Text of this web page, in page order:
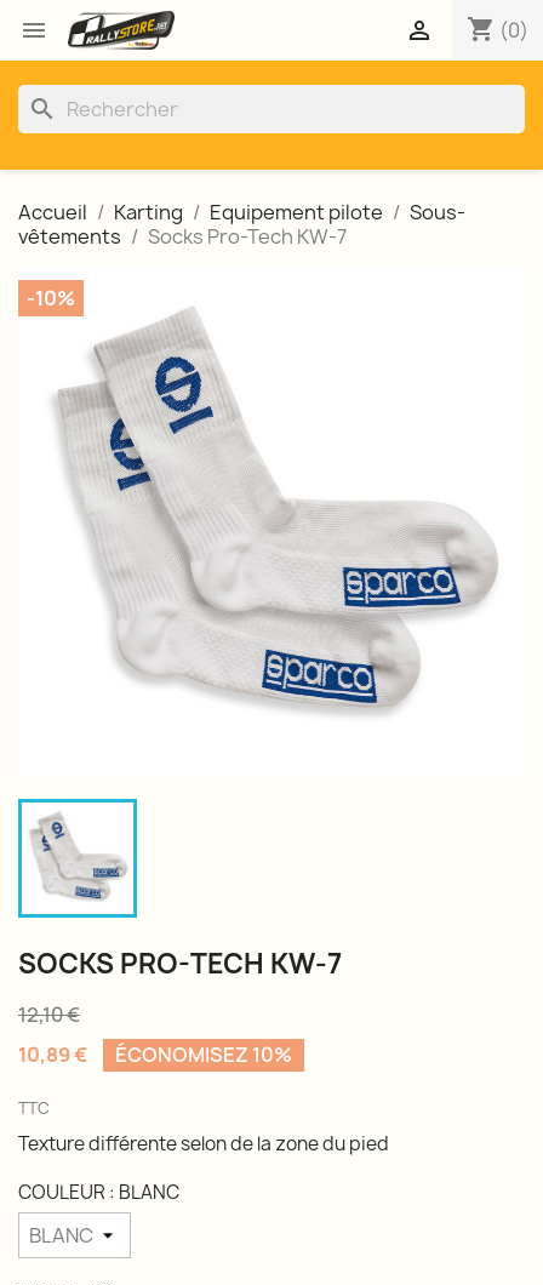
 shopping_cart (0)

search
Accueil Karting Equipement pilote
Sous-
vêtements
Socks Pro-Tech KW-7
-10%
SOCKS PRO-TECH KW-7
12,10 €
10,89 €
ÉCONOMISEZ 10%
TTC
Texture différente selon de la zone du pied
COULEUR : BLANC